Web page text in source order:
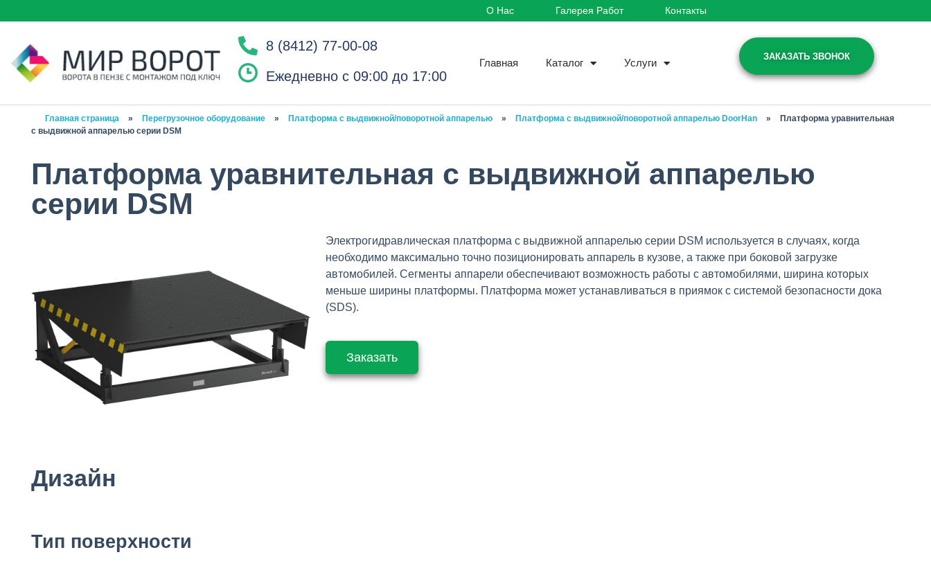
О Нас Галерея Работ Контакты
8 (8412) 77-00-08
Ежедневно с 09:00 до 17:00
Главная Каталог Услуги
ЗАКАЗАТЬ ЗВОНОК
Главная страница » Перегрузочное оборудование » Платформа с выдвижной/поворотной аппарелью » Платформа с выдвижной/поворотной аппарелью DoorHan »
Платформа уравнительная
с выдвижной аппарелью серии DSM
Платформа уравнительная с выдвижной аппарелью
серии DSM
Электрогидравлическая платформа с выдвижной аппарелью серии DSM используется в случаях, когда
необходимо максимально точно позиционировать аппарель в кузове, а также при боковой загрузке
автомобилей. Сегменты аппарели обеспечивают возможность работы с автомобилями, ширина которых
меньше ширины платформы. Платформа может устанавливаться в приямок с системой безопасности дока
(SDS).
Заказать
Дизайн
Тип поверхности